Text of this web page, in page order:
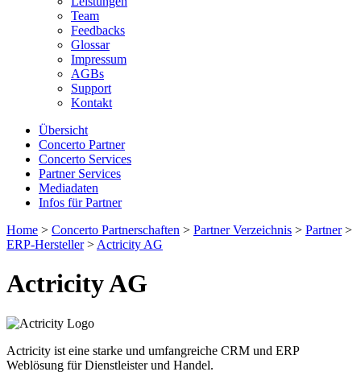
Team
Feedbacks
Glossar
Impressum
AGBs
Support
Kontakt
Übersicht
Concerto Partner
Concerto Services
Partner Services
Mediadaten
Infos für Partner
Home > Concerto Partnerschaften > Partner Verzeichnis > Partner>
ERP-Hersteller> Actricity AG
Actricity AG
Actricity ist eine starke und umfangreiche CRM und ERP
Weblösung für Dienstleister und Handel.